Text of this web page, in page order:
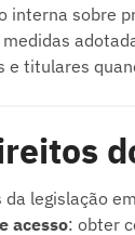
interna sobre
medidas
e titulares
da legislação
acesso: obter